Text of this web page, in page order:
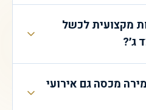
מקצועית לכשל
ג׳?
מכסה גם אירועי